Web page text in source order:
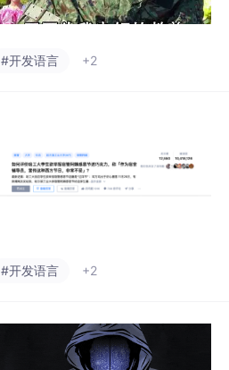
#开发语言 +2
#开发语言 +2